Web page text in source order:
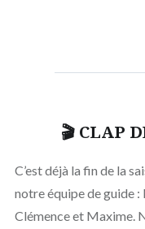
🎬 CLAP
C’est déjà la fin de la
notre équipe de guide :
Clémence et Maxime.